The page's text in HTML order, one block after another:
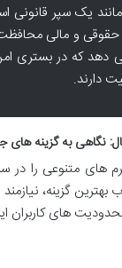
مانند یک سپر قانونی
حقوقی و مالی
دهد که در بستری
دارند.
نگاهی به گزینه های
های متنوعی را
گزینه،
های کاربران